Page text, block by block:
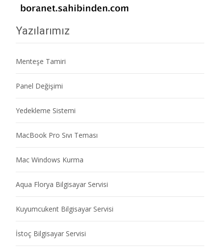
Yazılarımız
Menteşe Tamiri
Panel Değişimi
Yedekleme Sistemi
MacBook Pro Sıvı Teması
Mac Windows Kurma
Aqua Florya Bilgisayar Servisi
Kuyumcukent Bilgisayar Servisi
İstoç Bilgisayar Servisi